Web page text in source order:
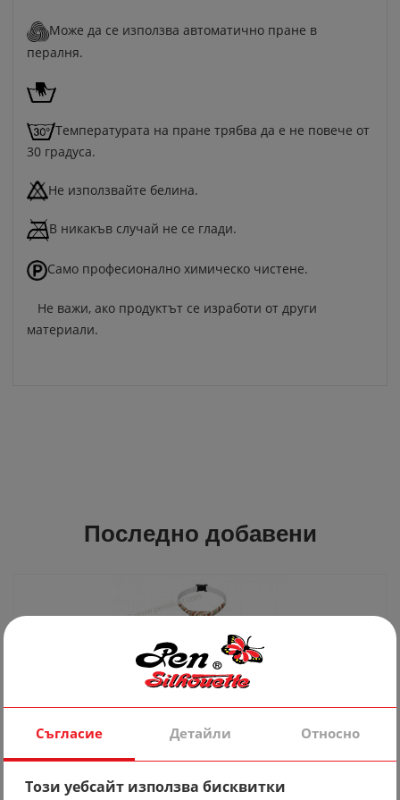
Може да се използва автоматично пране в
пералня.
Температурата на пране трябва да е не повече от
30 градуса.
Не използвайте белина.
В никакъв случай не се глади.
Само професионално химическо чистене.
Не важи, ако продуктът се изработи от други
материали.
Последно добавени
Вратовръзка 10
Съгласие Детайли Относно
Този уебсайт използва бисквитки